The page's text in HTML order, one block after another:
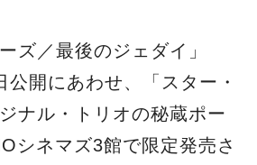
ズ／最後のジェダイ」
開にあわせ、「スター・
ナル・トリオの秘蔵ポー
シネマズ3館で限定発売さ